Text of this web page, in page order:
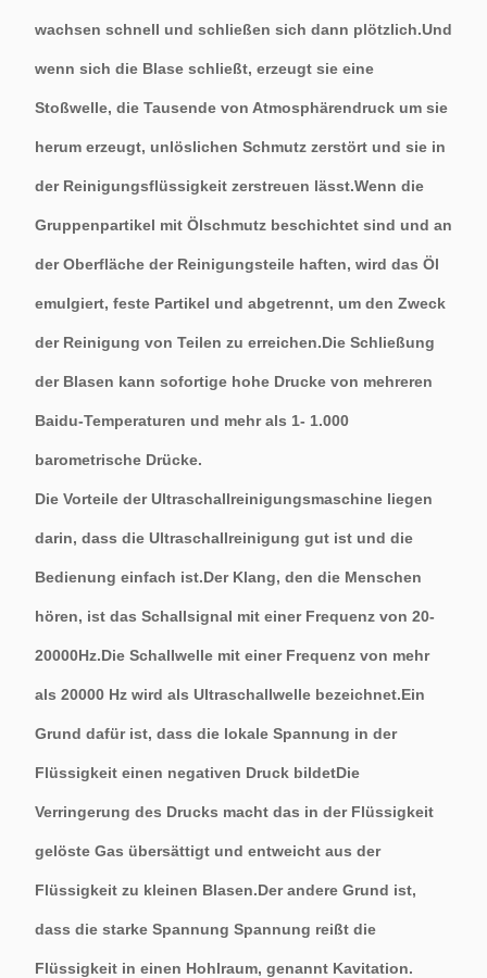
wachsen schnell und schließen sich dann plötzlich.Und
wenn sich die Blase schließt, erzeugt sie eine
Stoßwelle, die Tausende von Atmosphärendruck um sie
herum erzeugt, unlöslichen Schmutz zerstört und sie in
der Reinigungsflüssigkeit zerstreuen lässt.Wenn die
Gruppenpartikel mit Ölschmutz beschichtet sind und an
der Oberfläche der Reinigungsteile haften, wird das Öl
emulgiert, feste Partikel und abgetrennt, um den Zweck
der Reinigung von Teilen zu erreichen.Die Schließung
der Blasen kann sofortige hohe Drucke von mehreren
Baidu-Temperaturen und mehr als 1- 1.000
barometrische Drücke.
Die Vorteile der Ultraschallreinigungsmaschine liegen
darin, dass die Ultraschallreinigung gut ist und die
Bedienung einfach ist.Der Klang, den die Menschen
hören, ist das Schallsignal mit einer Frequenz von 20-
20000Hz.Die Schallwelle mit einer Frequenz von mehr
als 20000 Hz wird als Ultraschallwelle bezeichnet.Ein
Grund dafür ist, dass die lokale Spannung in der
Flüssigkeit einen negativen Druck bildetDie
Verringerung des Drucks macht das in der Flüssigkeit
gelöste Gas übersättigt und entweicht aus der
Flüssigkeit zu kleinen Blasen.Der andere Grund ist,
dass die starke Spannung Spannung reißt die
Flüssigkeit in einen Hohlraum, genannt Kavitation.